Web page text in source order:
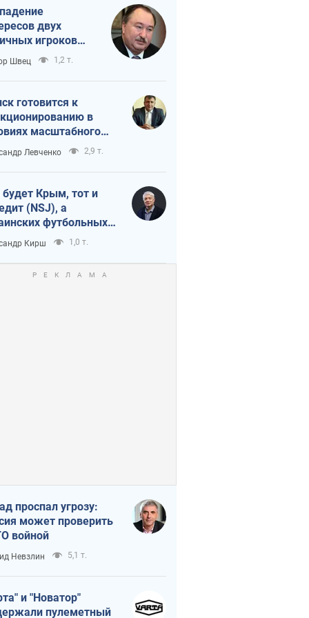
двух
игроков
тайный план
и Путина?
Швец 1,2 т.
готовится к
в
масштабного
кризиса
Левченко 2,9 т.
будет Крым, тот и
(NSJ), а
футбольных
могут
убийцами
Кирш 1,0 т.
проспал угрозу:
может проверить
войной
Невзлин 5,1 т.
и "Новатор"
пулеметный